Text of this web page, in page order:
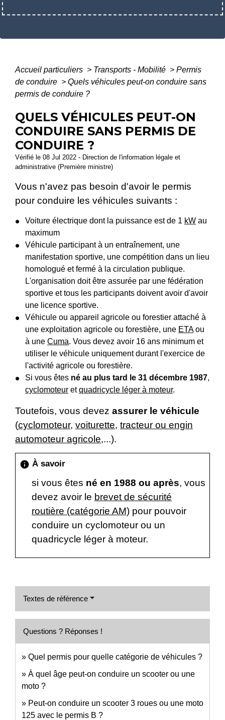
Accueil particuliers > Transports - Mobilité > Permis
de conduire > Quels véhicules peut-on conduire sans
permis de conduire ?
QUELS VÉHICULES PEUT-ON
CONDUIRE SANS PERMIS DE
CONDUIRE ?
Vérifié le 08 Jul 2022 - Direction de l'information légale et
administrative (Première ministre)
Vous n'avez pas besoin d'avoir le permis
pour conduire les véhicules suivants :
Voiture électrique dont la puissance est de 1 kW au
maximum
Véhicule participant à un entraînement, une
manifestation sportive, une compétition dans un lieu
homologué et fermé à la circulation publique.
L'organisation doit être assurée par une fédération
sportive et tous les participants doivent avoir d'avoir
une licence sportive.
Véhicule ou appareil agricole ou forestier attaché à
une exploitation agricole ou forestière, une ETAou
à une Cuma. Vous devez avoir 16 ans minimum et
utiliser le véhicule uniquement durant l'exercice de
l'activité agricole ou forestière.
Si vous êtes né au plus tard le 31 décembre 1987,
cyclomoteur etquadricycle léger à moteur.
Toutefois, vous devez assurer le véhicule
(cyclomoteur, voiturette, tracteur ou engin
automoteur agricole,...).
info À savoir
si vous êtes né en 1988 ou après, vous
devez avoir le brevet de sécurité
routière (catégorie AM) pour pouvoir
conduire un cyclomoteur ou un
quadricycle léger à moteur.
Textes de référence
Questions ? Réponses !
Quel permis pour quelle catégorie de véhicules ?
À quel âge peut-on conduire un scooter ou une
moto ?
Peut-on conduire un scooter 3 roues ou une moto
125 avec le permis B ?